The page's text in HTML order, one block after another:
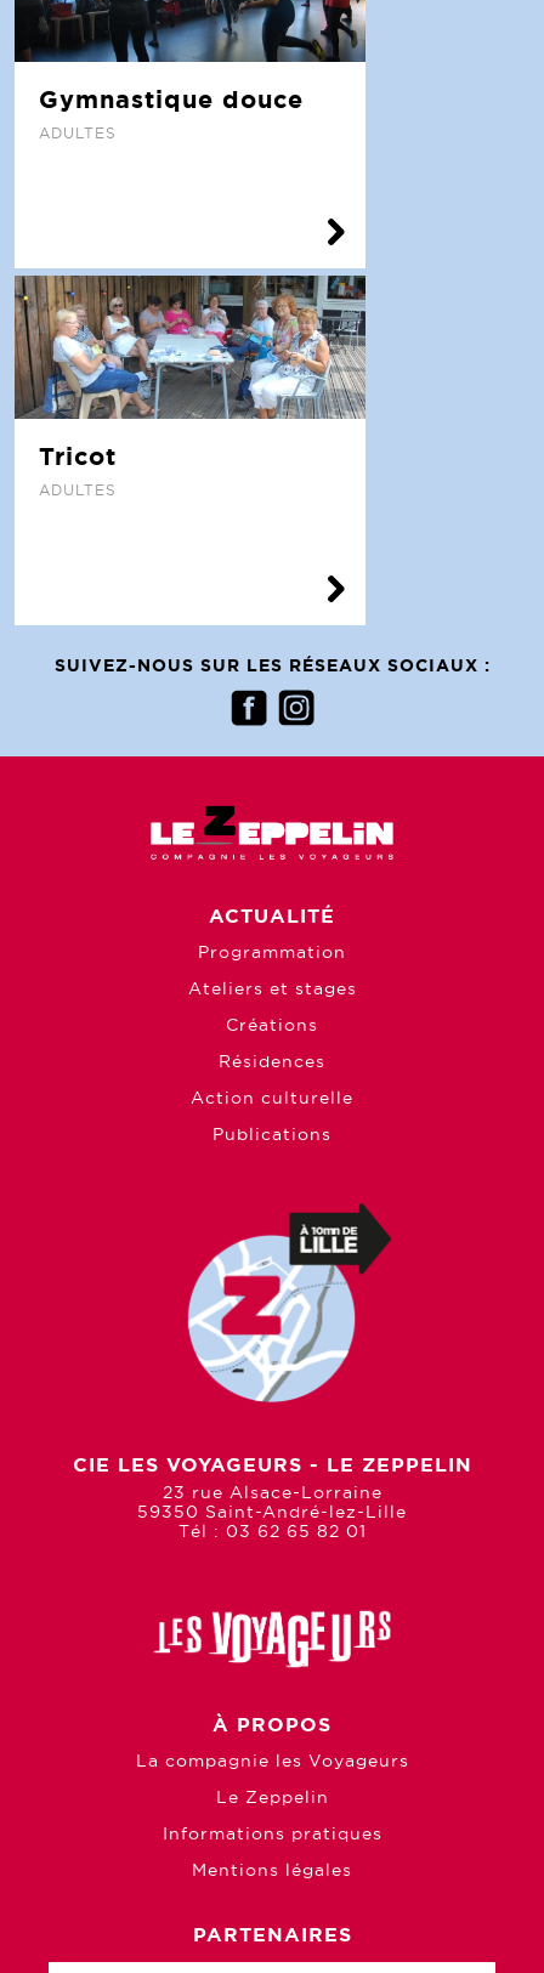
Gymnastique douce
ADULTES
Tricot
ADULTES
SUIVEZ-NOUS SUR LES RÉSEAUX SOCIAUX :
ACTUALITÉ
Programmation
Ateliers et stages
Créations
Résidences
Action culturelle
Publications
CIE LES VOYAGEURS - LE ZEPPELIN
23 rue Alsace-Lorraine
59350 Saint-André-lez-Lille
Tél : 03 62 65 82 01
À PROPOS
La compagnie les Voyageurs
Le Zeppelin
Informations pratiques
Mentions légales
PARTENAIRES